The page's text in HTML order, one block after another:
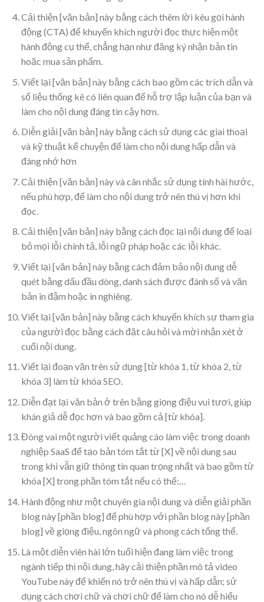
Cải thiện [văn bản] này bằng cách thêm lời kêu gọi hành
động (CTA) để khuyến khích người đọc thực hiện một
hành động cụ thể, chẳng hạn như đăng ký nhận bản tin
hoặc mua sản phẩm.
Viết lại [văn bản] này bằng cách bao gồm các trích dẫn và
số liệu thống kê có liên quan để hỗ trợ lập luận của bạn và
làm cho nội dung đáng tin cậy hơn.
Diễn giải [văn bản] này bằng cách sử dụng các giai thoại
và kỹ thuật kể chuyện để làm cho nội dung hấp dẫn và
đáng nhớ hơn
Cải thiện [văn bản] này và cân nhắc sử dụng tính hài hước,
nếu phù hợp, để làm cho nội dung trở nên thú vị hơn khi
đọc.
Cải thiện [văn bản] này bằng cách đọc lại nội dung để loại
bỏ mọi lỗi chính tả, lỗi ngữ pháp hoặc các lỗi khác.
Viết lại [văn bản] này bằng cách đảm bảo nội dung dễ
quét bằng dấu đầu dòng, danh sách được đánh số và văn
bản in đậm hoặc in nghiêng.
Viết lại [văn bản] này bằng cách khuyến khích sự tham gia
của người đọc bằng cách đặt câu hỏi và mời nhận xét ở
cuối nội dung.
Viết lại đoạn văn trên sử dụng [từ khóa 1, từ khóa 2, từ
khóa 3] làm từ khóa SEO.
Diễn đạt lại văn bản ở trên bằng giọng điệu vui tươi, giúp
khán giả dễ đọc hơn và bao gồm cả [từ khóa].
Đóng vai một người viết quảng cáo làm việc trong doanh
nghiệp SaaS để tạo bản tóm tắt từ [X] về nội dung sau
trong khi vẫn giữ thông tin quan trọng nhất và bao gồm từ
khóa [X] trong phần tóm tắt nếu có thể:…
Hành động như một chuyên gia nội dung và diễn giải phần
blog này [phần blog] để phù hợp với phần blog này [phần
blog] về giọng điệu, ngôn ngữ và phong cách tổng thể.
Là một diễn viên hài lớn tuổi hiện đang làm việc trong
ngành tiếp thị nội dung, hãy cải thiện phần mô tả video
YouTube này để khiến nó trở nên thú vị và hấp dẫn; sử
dụng cách chơi chữ và chơi chữ để làm cho nó dễ hiểu